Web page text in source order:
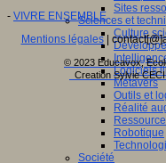
Sites
Sciences et
Culture
Logiciels
Métavers
Outils et
Réalité
Robotique
Société
- VIVRE ENSEMBLE
Mentions légales|
© 2023 Educavox,
Creation Sylvie